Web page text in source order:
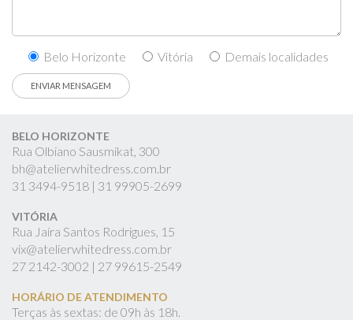
Belo Horizonte Vitória Demais localidades
BELO HORIZONTE
Rua Olbiano Sausmikat, 300
bh@atelierwhitedress.com.br
31 3494-9518 | 31 99905-2699
VITÓRIA
Rua Jaíra Santos Rodrigues, 15
vix@atelierwhitedress.com.br
27 2142-3002 | 27 99615-2549
HORÁRIO DE ATENDIMENTO
Terças às sextas: de 09h às 18h.